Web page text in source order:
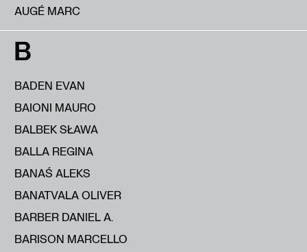
AUGÉ MARC
B
BADEN EVAN
BAIONI MAURO
BALBEK SŁAWA
BALLA REGINA
BANAŚ ALEKS
BANATVALA OLIVER
BARBER DANIEL A.
BARISON MARCELLO